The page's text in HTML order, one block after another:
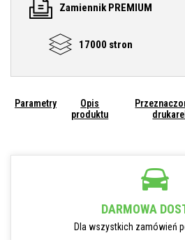
Zamiennik PREMIUM
17000 stron
Parametry
Opis
produktu
DARMOWA
Dla wszystkich zamówień